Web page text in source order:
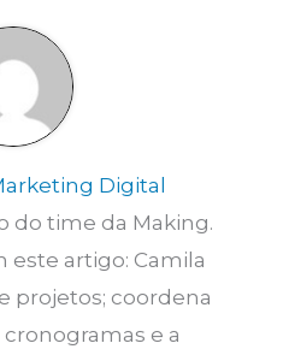
Digital
do time da Making.
este artigo: Camila
projetos; coordena
e a